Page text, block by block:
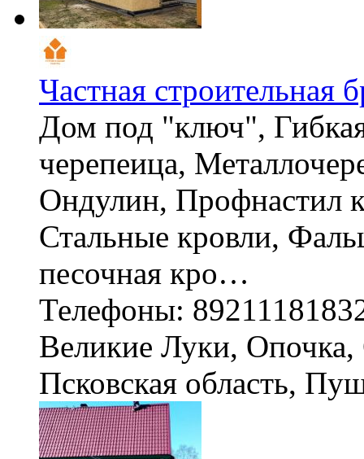
Частная строительная
Дом под "ключ",
черепеица,
Ондулин, Профнастил
Стальные кровли,
песочная кро…
Телефоны:
Великие Луки,
Псковская область,